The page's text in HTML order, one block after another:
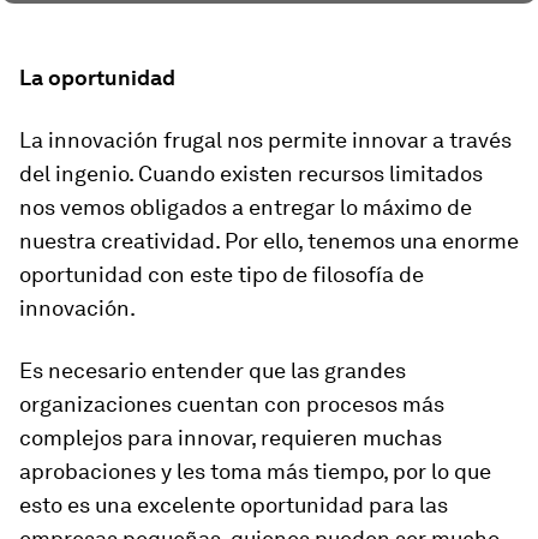
La oportunidad
La innovación frugal nos permite innovar a través
del ingenio. Cuando existen recursos limitados
nos vemos obligados a entregar lo máximo de
nuestra creatividad. Por ello, tenemos una enorme
oportunidad con este tipo de filosofía de
innovación.
Es necesario entender que las grandes
organizaciones cuentan con procesos más
complejos para innovar, requieren muchas
aprobaciones y les toma más tiempo, por lo que
esto es una excelente oportunidad para las